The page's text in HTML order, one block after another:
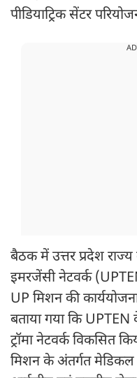
पीडियाट्रिक सेंटर
बैठक में उत्तर प्रदेश
इमरजेंसी नेटवर्क
UP मिशन की
बताया गया कि
ट्रॉमा नेटवर्क विकसित
मिशन के अंतर्गत